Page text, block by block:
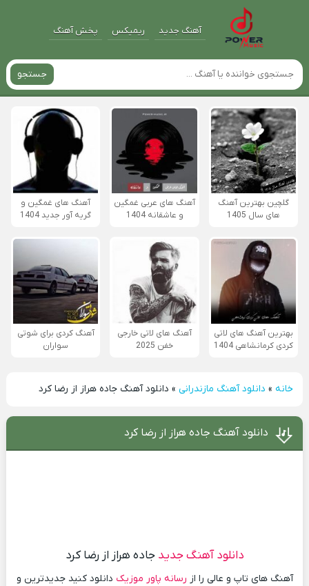
آهنگ جدید ریمیکس پخش آهنگ
جستجو
گلچین بهترین آهنگ
های سال 1405
آهنگ های عربی غمگین
و عاشقانه 1404
آهنگ های غمگین و
گریه آور جدید 1404
بهترین آهنگ های لاتی
کردی کرمانشاهی 1404
آهنگ های لاتی خارجی
خفن 2025
آهنگ کردی برای شوتی
سواران
خانه» دانلود آهنگ مازندرانی» دانلود آهنگ جاده هراز از رضا کرد
دانلود آهنگ جاده هراز از رضا کرد
دانلود آهنگ جدید جاده هراز از رضا کرد
آهنگ های تاپ و عالی را از رسانه پاور موزیک دانلود کنید جدیدترین و